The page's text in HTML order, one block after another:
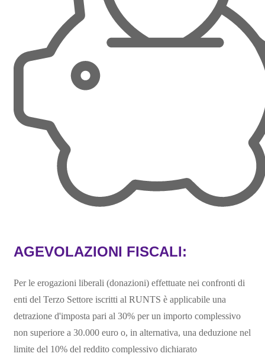
AGEVOLAZIONI FISCALI:
Per le erogazioni liberali (donazioni) effettuate nei confronti di
enti del Terzo Settore iscritti al RUNTS è applicabile una
detrazione d'imposta pari al 30% per un importo complessivo
non superiore a 30.000 euro o, in alternativa, una deduzione nel
limite del 10% del reddito complessivo dichiarato